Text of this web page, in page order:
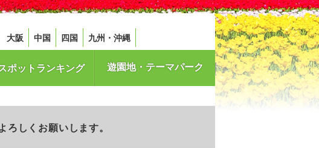
大阪 中国 四国 九州・沖縄
ポットランキング 遊園地・テーマパーク
しくお願いします。